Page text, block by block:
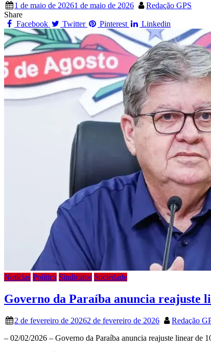
1 de maio de 20261 de maio de 2026
Redação GPS
Share
Facebook
Twitter Pinterest Linkedin
Notícias Política Sindicatos Sociedade
Governo da Paraíba anuncia reajuste
2 de fevereiro de 20262 de fevereiro de 2026
Redação
– 02/02/2026 – Governo da Paraíba anuncia reajuste linear de